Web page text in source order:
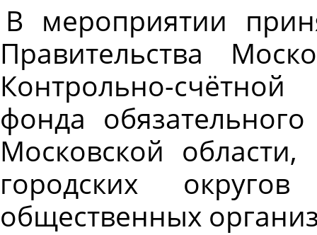
В мероприятии
Правительства
Контрольно-
фонда
Московской
городских
общественных